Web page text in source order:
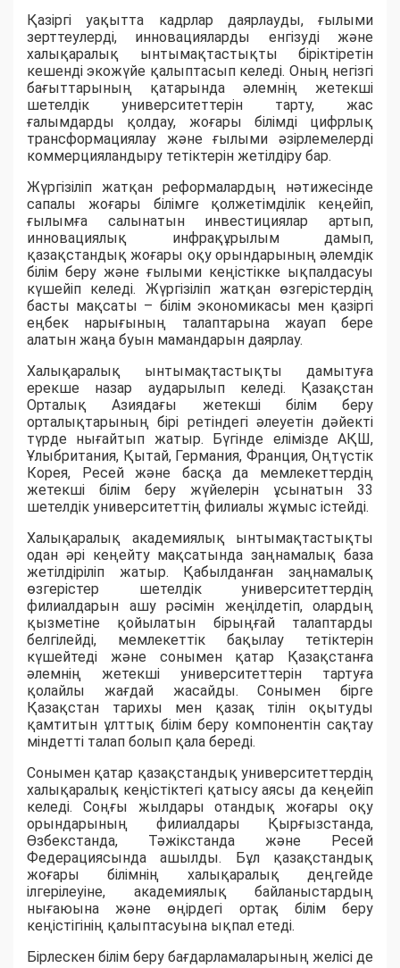
Қазіргі уақытта кадрлар даярлауды, ғылыми
зерттеулерді, инновацияларды енгізуді және
халықаралық ынтымақтастықты біріктіретін
кешенді экожүйе қалыптасып келеді. Оның негізгі
бағыттарының қатарында әлемнің жетекші
шетелдік университеттерін тарту, жас
ғалымдарды қолдау, жоғары білімді цифрлық
трансформациялау және ғылыми әзірлемелерді
коммерцияландыру тетіктерін жетілдіру бар.
Жүргізіліп жатқан реформалардың нәтижесінде
сапалы жоғары білімге қолжетімділік кеңейіп,
ғылымға салынатын инвестициялар артып,
инновациялық инфрақұрылым дамып,
қазақстандық жоғары оқу орындарының әлемдік
білім беру және ғылыми кеңістікке ықпалдасуы
күшейіп келеді. Жүргізіліп жатқан өзгерістердің
басты мақсаты – білім экономикасы мен қазіргі
еңбек нарығының талаптарына жауап бере
алатын жаңа буын мамандарын даярлау.
Халықаралық ынтымақтастықты дамытуға
ерекше назар аударылып келеді. Қазақстан
Орталық Азиядағы жетекші білім беру
орталықтарының бірі ретіндегі әлеуетін дәйекті
түрде нығайтып жатыр. Бүгінде елімізде АҚШ,
Ұлыбритания, Қытай, Германия, Франция, Оңтүстік
Корея, Ресей және басқа да мемлекеттердің
жетекші білім беру жүйелерін ұсынатын 33
шетелдік университеттің филиалы жұмыс істейді.
Халықаралық академиялық ынтымақтастықты
одан әрі кеңейту мақсатында заңнамалық база
жетілдіріліп жатыр. Қабылданған заңнамалық
өзгерістер шетелдік университеттердің
филиалдарын ашу рәсімін жеңілдетіп, олардың
қызметіне қойылатын бірыңғай талаптарды
белгілейді, мемлекеттік бақылау тетіктерін
күшейтеді және сонымен қатар Қазақстанға
әлемнің жетекші университеттерін тартуға
қолайлы жағдай жасайды. Сонымен бірге
Қазақстан тарихы мен қазақ тілін оқытуды
қамтитын ұлттық білім беру компонентін сақтау
міндетті талап болып қала береді.
Сонымен қатар қазақстандық университеттердің
халықаралық кеңістіктегі қатысу аясы да кеңейіп
келеді. Соңғы жылдары отандық жоғары оқу
орындарының филиалдары Қырғызстанда,
Өзбекстанда, Тәжікстанда және Ресей
Федерациясында ашылды. Бұл қазақстандық
жоғары білімнің халықаралық деңгейде
ілгерілеуіне, академиялық байланыстардың
нығаюына және өңірдегі ортақ білім беру
кеңістігінің қалыптасуына ықпал етеді.
Бірлескен білім беру бағдарламаларының желісі де